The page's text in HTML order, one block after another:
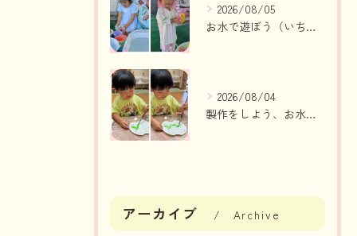
2026/08/05
お水で遊ぼう（いちご組・りんご組）
2026/08/04
製作をしよう、お水遊び（りんご組、いちご組）
アーカイブ Archive